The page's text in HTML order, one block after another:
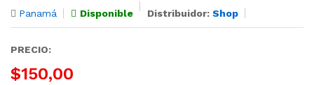
Panamá Disponible Distribuidor: Shop
PRECIO:
$150,00